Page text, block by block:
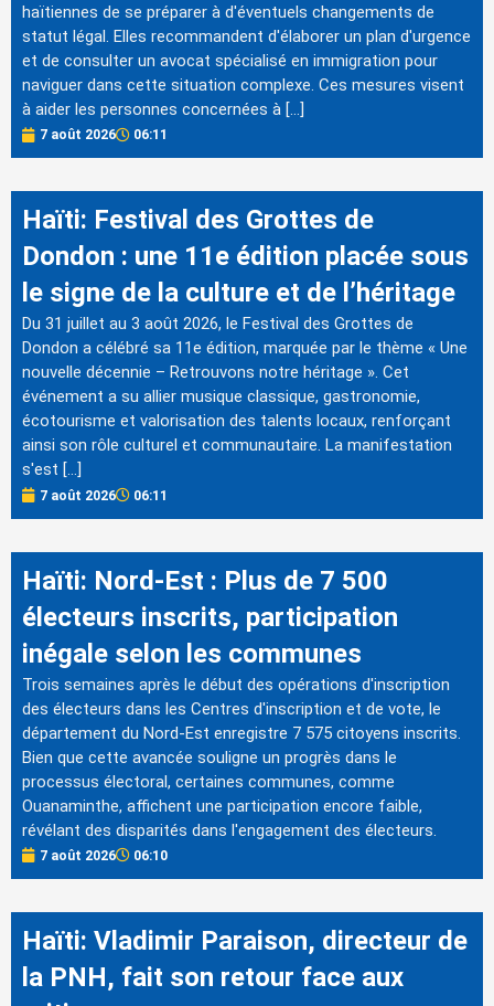
haïtiennes de se préparer à d'éventuels changements de
statut légal. Elles recommandent d'élaborer un plan d'urgence
et de consulter un avocat spécialisé en immigration pour
naviguer dans cette situation complexe. Ces mesures visent
à aider les personnes concernées à […]
7 août 2026 06:11
Haïti: Festival des Grottes de
Dondon : une 11e édition placée sous
le signe de la culture et de l’héritage
Du 31 juillet au 3 août 2026, le Festival des Grottes de
Dondon a célébré sa 11e édition, marquée par le thème « Une
nouvelle décennie – Retrouvons notre héritage ». Cet
événement a su allier musique classique, gastronomie,
écotourisme et valorisation des talents locaux, renforçant
ainsi son rôle culturel et communautaire. La manifestation
s'est […]
7 août 2026 06:11
Haïti: Nord-Est : Plus de 7 500
électeurs inscrits, participation
inégale selon les communes
Trois semaines après le début des opérations d'inscription
des électeurs dans les Centres d'inscription et de vote, le
département du Nord-Est enregistre 7 575 citoyens inscrits.
Bien que cette avancée souligne un progrès dans le
processus électoral, certaines communes, comme
Ouanaminthe, affichent une participation encore faible,
révélant des disparités dans l'engagement des électeurs.
7 août 2026 06:10
Haïti: Vladimir Paraison, directeur de
la PNH, fait son retour face aux